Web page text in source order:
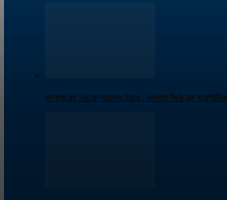
कांग्रेस का 140 वा स्थापना दिवस : कांग्रेस सिर्फ एक